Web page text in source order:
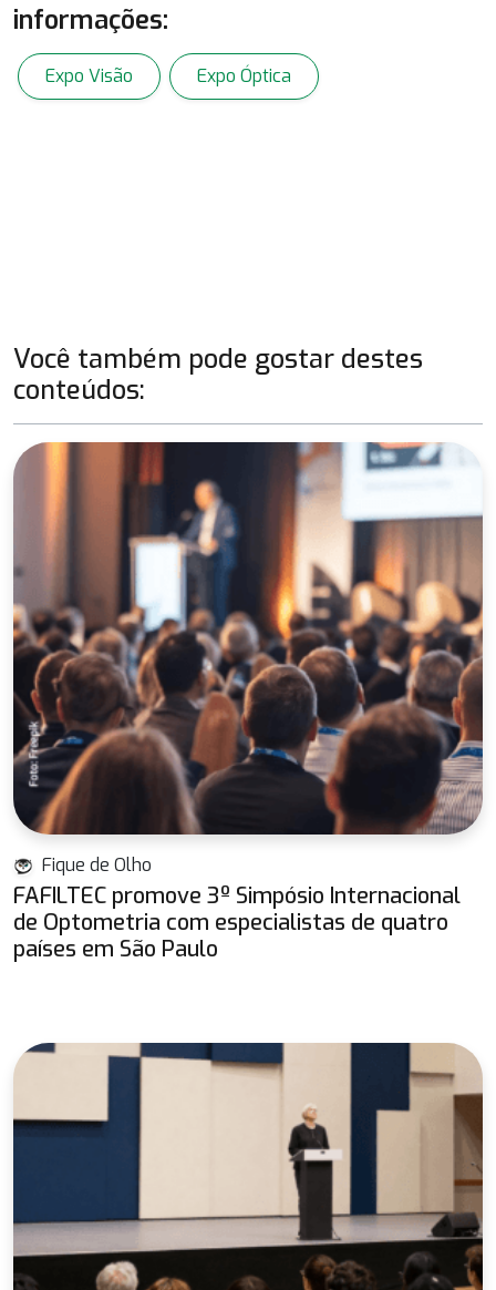
informações:
Expo Visão Expo Óptica
Você também pode gostar destes
conteúdos:
Fique de Olho
FAFILTEC promove 3º Simpósio Internacional
de Optometria com especialistas de quatro
países em São Paulo